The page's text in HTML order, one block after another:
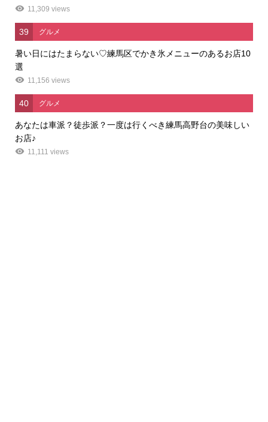
11,309 views
39 グルメ
暑い日にはたまらない♡練馬区でかき氷メニューのあるお店10
選
11,156 views
40 グルメ
あなたは車派？徒歩派？一度は行くべき練馬高野台の美味しい
お店♪
11,111 views